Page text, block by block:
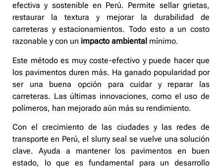
efectiva y sostenible en Perú. Permite sellar grietas,
restaurar la textura y mejorar la durabilidad de
carreteras y estacionamientos. Todo esto a un costo
razonable y con un impacto ambiental mínimo.
Este método es muy coste-efectivo y puede hacer que
los pavimentos duren más. Ha ganado popularidad por
ser una buena opción para cuidar y reparar las
carreteras. Las últimas innovaciones, como el uso de
polímeros, han mejorado aún más su rendimiento.
Con el crecimiento de las ciudades y las redes de
transporte en Perú, el slurry seal se vuelve una solución
clave. Ayuda a mantener los pavimentos en buen
estado, lo que es fundamental para un desarrollo